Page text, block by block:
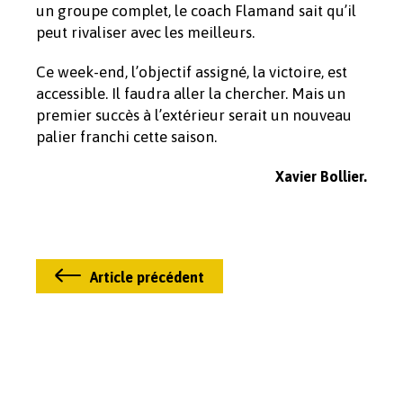
un groupe complet, le coach Flamand sait qu’il
peut rivaliser avec les meilleurs.
Ce week-end, l’objectif assigné, la victoire, est
accessible. Il faudra aller la chercher. Mais un
premier succès à l’extérieur serait un nouveau
palier franchi cette saison.
Xavier Bollier.
Article précédent